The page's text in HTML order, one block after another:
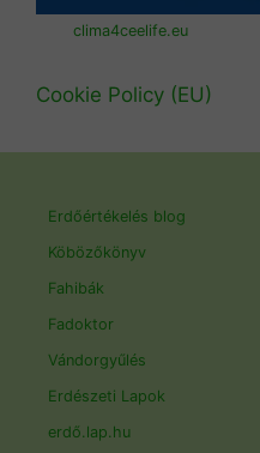
clima4ceelife.eu
Cookie Policy (EU)
Erdőértékelés blog
Köbözőkönyv
Fahibák
Fadoktor
Vándorgyűlés
Erdészeti Lapok
erdő.lap.hu